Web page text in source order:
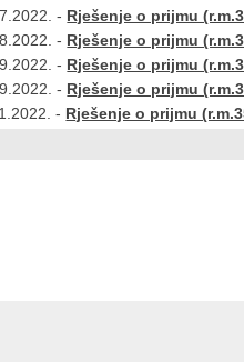
- Rješenje o prijmu
- Rješenje o prijmu
- Rješenje o prijmu
- Rješenje o prijmu
- Rješenje o prijmu